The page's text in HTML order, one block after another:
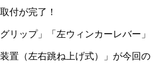
付が完了！
リップ」「左ウィンカーレバー」
置（左右跳ね上げ式）」が今回の